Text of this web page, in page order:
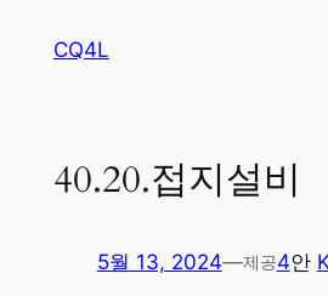
CQ4L
40.20.접지설비
5월 13, 2024—제공4안